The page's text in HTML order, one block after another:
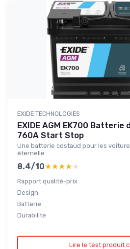
EXIDE TECHNOLOGIES
EXIDE AGM EK700 Batterie
760A Start Stop
Une batterie costaud pour les
éternelle
8.4/10★★★★★
★★★★★
Rapport qualité-prix
Design
Batterie
Durabilite
Lire le test produit